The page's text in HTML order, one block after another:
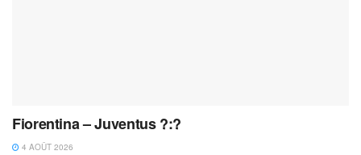
Fiorentina – Juventus ?:?
4 AOÛT 2026